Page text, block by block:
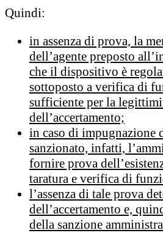
Quindi:
in assenza di prova, la
dell’agente preposto
che il dispositivo è
sottoposto a verifica di
sufficiente per la
dell’accertamento;
in caso di impugnazione
sanzionato, infatti,
fornire prova
taratura e verifica di
l’assenza di tale prova
dell’accertamento e,
della sanzione